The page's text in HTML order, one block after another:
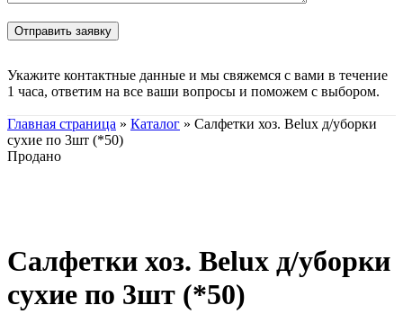
Укажите контактные данные и мы свяжемся с вами в течение
1 часа, ответим на все ваши вопросы и поможем с выбором.
Главная страница » Каталог » Салфетки хоз. Belux д/уборки
сухие по 3шт (*50)
Продано
Салфетки хоз. Belux д/уборки
сухие по 3шт (*50)